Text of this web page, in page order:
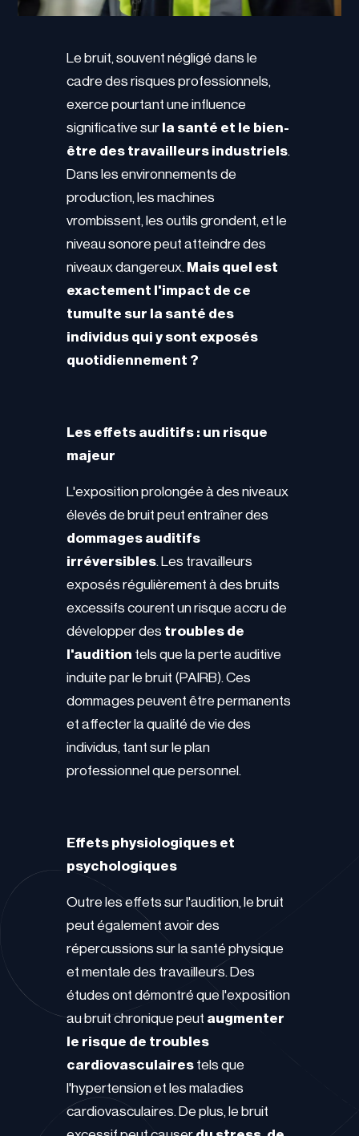
Le bruit, souvent négligé dans le
cadre des risques professionnels,
exerce pourtant une influence
significative surla santé et le bien-
être des travailleurs industriels.
Dans les environnements de
production, les machines
vrombissent, les outils grondent, et le
niveau sonore peut atteindre des
niveaux dangereux. Mais quel est
exactement l'impact de ce
tumulte sur la santé des
individus qui y sont exposés
quotidiennement ?
Les effets auditifs : un risque
majeur
L'exposition prolongée à des niveaux
élevés de bruit peut entraîner des
dommages auditifs
irréversibles. Les travailleurs
exposés régulièrement à des bruits
excessifs courent un risque accru de
développer des troubles de
l'audition tels que la perte auditive
induite par le bruit (PAIRB). Ces
dommages peuvent être permanents
et affecter la qualité de vie des
individus, tant sur le plan
professionnel que personnel.
Effets physiologiques et
psychologiques
Outre les effets sur l'audition, le bruit
peut également avoir des
répercussions sur la santé physique
et mentale des travailleurs. Des
études ont démontré que l'exposition
au bruit chronique peut augmenter
le risque de troubles
cardiovasculairestels que
l'hypertension et les maladies
cardiovasculaires. De plus, le bruit